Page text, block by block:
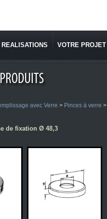
REALISATIONS VOTRE PROJET
avec Verre > Pinces à verre >
de fixation Ø 48,3